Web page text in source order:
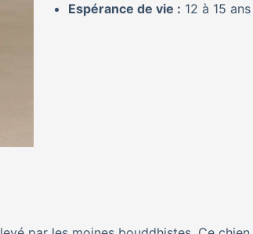
Espérance de vie : 12 à 15 ans